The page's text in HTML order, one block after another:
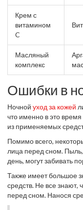
Крем с
витамином
C
Масляный
комплекс
Ошибки в
Ночной уход за кожей
что именно в это
из применяемых
средства без учета
нежелательным
кремов с тяжелыми
акне, а лёгкие
увлажнения.
Помимо всего,
лица перед сном.
день, могут забивать
причиной воспалений
Регулярное очищение
способствует ее
Также имеет большое
средств. Не все знают,
перед сном. Нанося
часто забывают об их